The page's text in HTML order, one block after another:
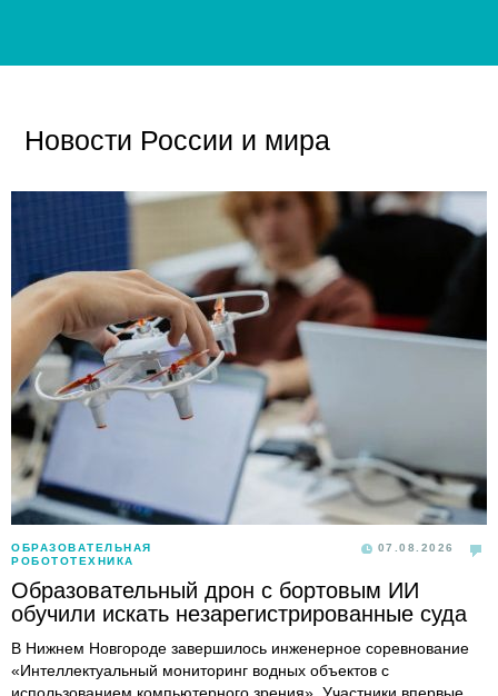
Новости России и мира
ОБРАЗОВАТЕЛЬНАЯ
РОБОТОТЕХНИКА
07.08.2026
Образовательный дрон с бортовым ИИ
обучили искать незарегистрированные суда
В Нижнем Новгороде завершилось инженерное соревнование
«Интеллектуальный мониторинг водных объектов с